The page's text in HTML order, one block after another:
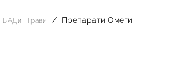
БАДи, Трави Препарати Омеги